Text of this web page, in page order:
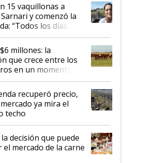
15 vaquillonas a
y comenzó la
“Todos los días le
productor”
millones: la
que crece entre los
en un momento
para la actividad
recuperó precio,
ya mira el
techo
decisión que puede
el mercado de la carne